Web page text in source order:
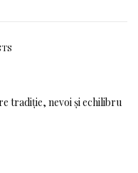
tradiție, nevoi și echilibru